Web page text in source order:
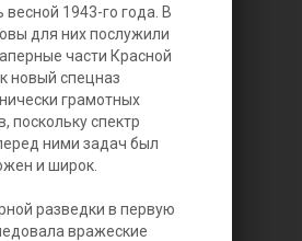
1943-го года. В
для них послужили
части Красной
новый спецназ
грамотных
поскольку спектр
ними задач был
и широк.
разведки в первую
вражеские